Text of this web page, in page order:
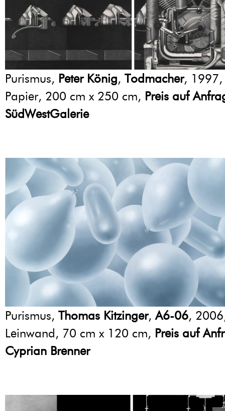
Purismus, Peter König, Todmacher, 1997,
Papier, 200 cm x 250 cm, Preis auf
SüdWestGalerie
Purismus, Thomas Kitzinger,A6-06,
Leinwand, 70 cm x 120 cm, Preis auf
Cyprian Brenner